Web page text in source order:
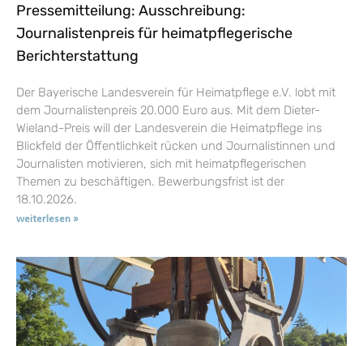
Pressemitteilung: Ausschreibung:
Journalistenpreis für heimatpflegerische
Berichterstattung
Der Bayerische Landesverein für Heimatpflege e.V. lobt mit
dem Journalistenpreis 20.000 Euro aus. Mit dem Dieter-
Wieland-Preis will der Landesverein die Heimatpflege ins
Blickfeld der Öffentlichkeit rücken und Journalistinnen und
Journalisten motivieren, sich mit heimatpflegerischen
Themen zu beschäftigen. Bewerbungsfrist ist der
18.10.2026.
weiterlesen »